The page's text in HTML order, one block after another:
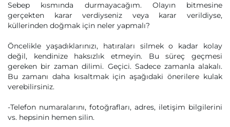
Sebep kısmında durmayacağım. Olayın bitmesine
gerçekten karar verdiyseniz veya karar verildiyse,
küllerinden doğmak için neler yapmalı?
Öncelikle yaşadıklarınızı, hatıraları silmek o kadar kolay
değil, kendinize haksızlık etmeyin. Bu süreç geçmesi
gereken bir zaman dilimi. Geçici. Sadece zamanla alakalı.
Bu zamanı daha kısaltmak için aşağıdaki önerilere kulak
verebilirsiniz.
-Telefon numaralarını, fotoğrafları, adres, iletişim bilgilerini
vs. hepsinin hemen silin.